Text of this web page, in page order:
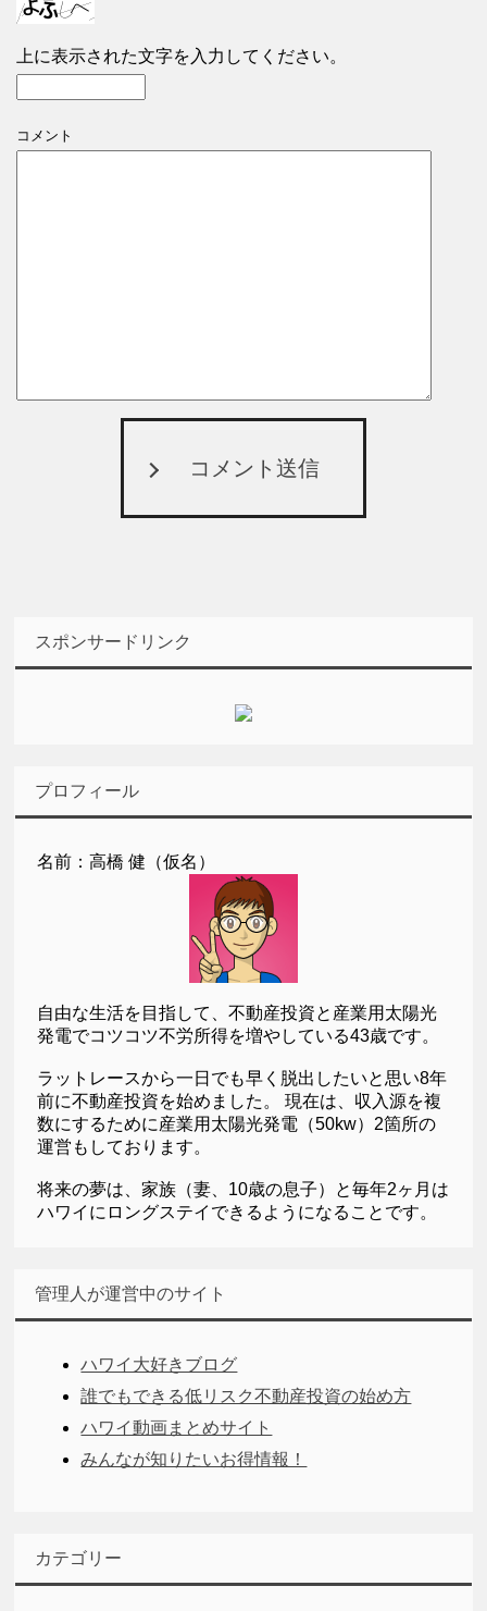
上に表示された文字を入力してください。
コメント
コメント送信
スポンサードリンク
プロフィール
名前：高橋 健（仮名）
自由な生活を目指して、不動産投資と産業用太陽光
発電でコツコツ不労所得を増やしている43歳です。
ラットレースから一日でも早く脱出したいと思い8年
前に不動産投資を始めました。 現在は、収入源を複
数にするために産業用太陽光発電（50kw）2箇所の
運営もしております。
将来の夢は、家族（妻、10歳の息子）と毎年2ヶ月は
ハワイにロングステイできるようになることです。
管理人が運営中のサイト
ハワイ大好きブログ
誰でもできる低リスク不動産投資の始め方
ハワイ動画まとめサイト
みんなが知りたいお得情報！
カテゴリー